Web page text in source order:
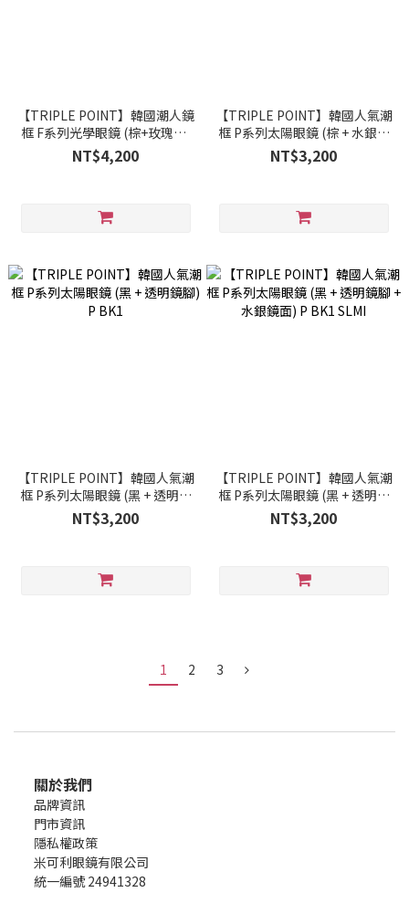
【TRIPLE POINT】韓國潮人鏡
框 F系列光學眼鏡 (棕+玫瑰金)
F BN
NT$4,200
【TRIPLE POINT】韓國人氣潮
框 P系列太陽眼鏡 (棕 + 水銀金
鏡面) P BK GDMI
NT$3,200
【TRIPLE POINT】韓國人氣潮
框 P系列太陽眼鏡 (黑 + 透明鏡
腳) P BK1
NT$3,200
【TRIPLE POINT】韓國人氣潮
框 P系列太陽眼鏡 (黑 + 透明鏡
腳 + 水銀鏡面) P BK1 SLMI
NT$3,200
1 2 3
關於我們
品牌資訊
門市資訊
隱私權政策
米可利眼鏡有限公司
統一編號 24941328